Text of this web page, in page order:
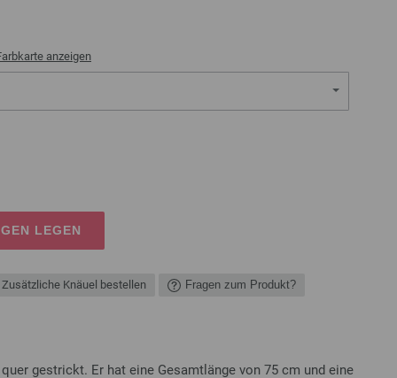
anzeigen
LEGEN
Zusätzliche Knäuel bestellen Fragen zum Produkt?
gestrickt. Er hat eine Gesamtlänge von 75 cm und eine